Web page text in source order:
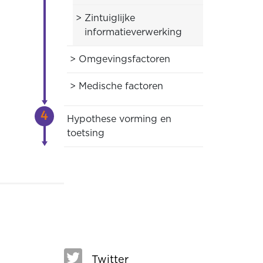
Zintuiglijke
informatieverwerking
Omgevingsfactoren
Medische factoren
Hypothese vorming en
toetsing
Twitter